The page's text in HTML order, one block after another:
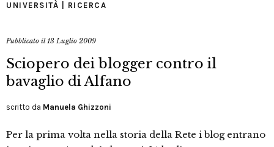
UNIVERSITÀ | RICERCA
Pubblicato il13 Luglio 2009
Sciopero dei blogger contro il
bavaglio di Alfano
scritto da Manuela Ghizzoni
Per la prima volta nella storia della Rete i blog entrano